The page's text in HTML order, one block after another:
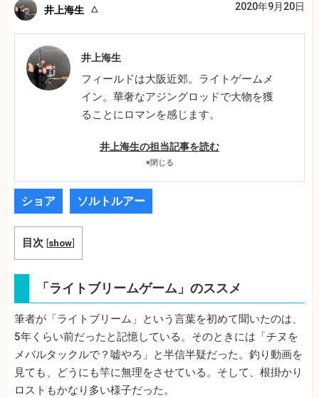
井上海生 2020年9月20日
井上海生
フィールドは大阪近郊。ライトゲームメ
イン。華奢なアジングロッドで大物を獲
ることにロマンを感じます。
井上海生の担当記事を読む
×閉じる
ショア ソルトルアー
目次 [show]
「ライトブリームゲーム」のススメ
筆者が「ライトブリーム」という言葉を初めて聞いたのは、
5年くらい前だったと記憶している。そのときには「チヌを
メバルタックルで？嘘やろ」と半信半疑だった。釣り動画を
見ても、どうにも竿に無理をさせている。そして、根掛かり
ロストもかなり多い様子だった。